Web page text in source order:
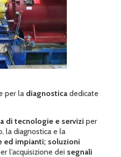
per la diagnosticadedicate
di tecnologie e servizi per
la diagnostica e la
ed impianti; soluzioni
l’acquisizione dei segnali